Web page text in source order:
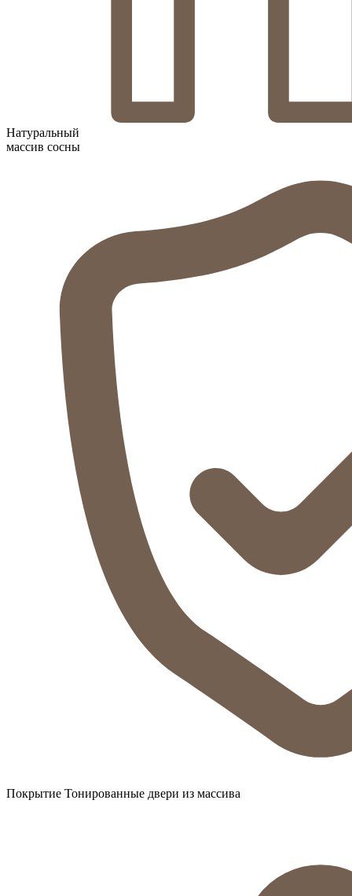
Натуральный
массив сосны
Покрытие Тонированные двери из массива